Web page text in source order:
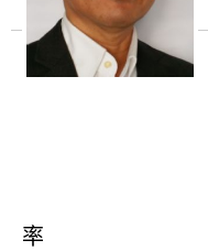
率